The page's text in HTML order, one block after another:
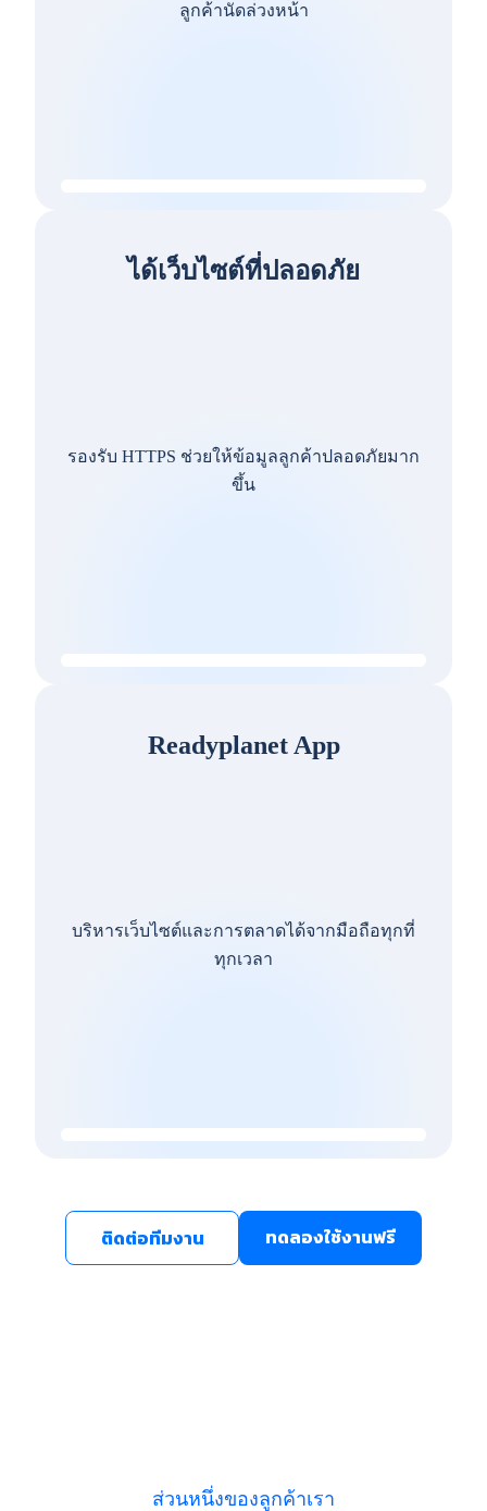
ลูกค้านัดล่วงหน้า
ได้เว็บไซต์ที่ปลอดภัย
รองรับ HTTPS ช่วยให้ข้อมูลลูกค้าปลอดภัยมาก
ขึ้น
Readyplanet App
บริหารเว็บไซต์และการตลาดได้จากมือถือทุกที่
ทุกเวลา
ติดต่อทีมงาน ทดลองใช้งานฟรี
ส่วนหนึ่งของลูกค้าเรา